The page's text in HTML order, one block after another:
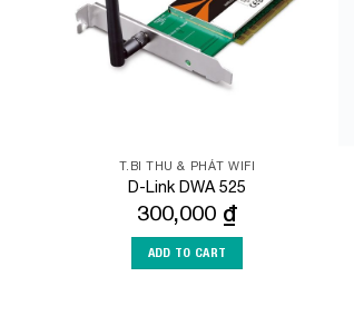
T.BI THU & PHÁT WIFI
D-Link DWA 525
300,000 ₫
ADD TO CART